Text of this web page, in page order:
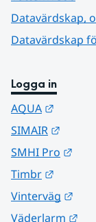
Datavärdskap,
Datavärdskap
Logga in
AQUA
SIMAIR
SMHI Pro
Timbr
Vinterväg
Väderlarm